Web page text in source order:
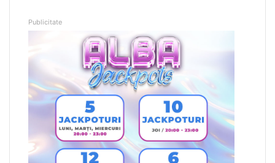
Publicitate